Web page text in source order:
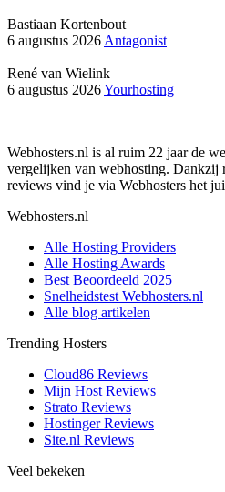
Bastiaan Kortenbout
6 augustus 2026 Antagonist
René van Wielink
6 augustus 2026Yourhosting
Webhosters.nl is al ruim 22 jaar de
vergelijken van webhosting. Dankzij
reviews vind je via Webhosters het
Webhosters.nl
Alle Hosting Providers
Alle Hosting Awards
Best Beoordeeld 2025
Snelheidstest Webhosters.nl
Alle blog artikelen
Trending Hosters
Cloud86 Reviews
Mijn Host Reviews
Strato Reviews
Hostinger Reviews
Site.nl Reviews
Veel bekeken